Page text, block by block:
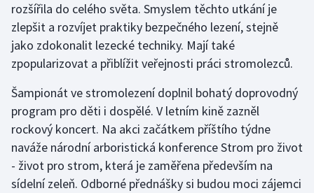
Triatlon
Veslování
Volejbal
Ostatní
rozšířila do celého světa. Smyslem těchto utkání je
zlepšit a rozvíjet praktiky bezpečného lezení, stejně
jako zdokonalit lezecké techniky. Mají také
zpopularizovat a přiblížit veřejnosti práci stromolezců.
Šampionát ve stromolezení doplnil bohatý doprovodný
program pro děti i dospělé. V letním kině zazněl
rockový koncert. Na akci začátkem příštího týdne
naváže národní arboristická konference Strom pro život
- život pro strom, která je zaměřena především na
sídelní zeleň. Odborné přednášky si budou moci zájemci